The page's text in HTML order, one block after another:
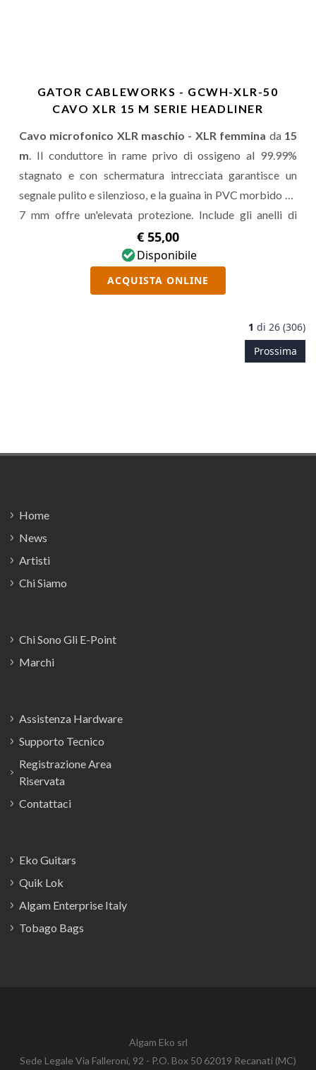
GATOR CABLEWORKS - GCWH-XLR-50
CAVO XLR 15 M SERIE HEADLINER
Cavo microfonico XLR maschio - XLR femmina da 15
m. Il conduttore in rame privo di ossigeno al 99.99%
stagnato e con schermatura intrecciata garantisce un
segnale pulito e silenzioso, e la guaina in PVC morbido da
7 mm offre un'elevata protezione. Include gli anelli di
TORIColor ID e una borsa per il trasporto.
€ 55,00
Disponibile
ACQUISTA ONLINE
1 di 26 (306)
Prossima
Home
News
Artisti
Chi Siamo
Chi Sono Gli E-Point
Marchi
Assistenza Hardware
Supporto Tecnico
Registrazione Area
Riservata
Contattaci
Eko Guitars
Quik Lok
Algam Enterprise Italy
Tobago Bags
Algam Eko srl
Sede Legale Via Falleroni, 92 - P.O. Box 50 62019 Recanati (MC)